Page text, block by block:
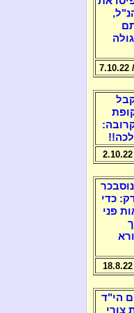
כדי
פני
הי"ד
צורי